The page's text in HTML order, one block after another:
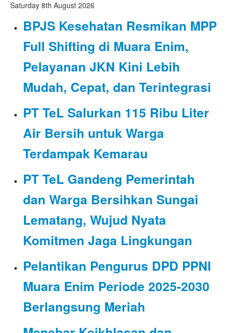
Saturday 8th August 2026
BPJS Kesehatan Resmikan MPP
Full Shifting di Muara Enim,
Pelayanan JKN Kini Lebih
Mudah, Cepat, dan Terintegrasi
PT TeL Salurkan 115 Ribu Liter
Air Bersih untuk Warga
Terdampak Kemarau
PT TeL Gandeng Pemerintah
dan Warga Bersihkan Sungai
Lematang, Wujud Nyata
Komitmen Jaga Lingkungan
Pelantikan Pengurus DPD PPNI
Muara Enim Periode 2025-2030
Berlangsung Meriah